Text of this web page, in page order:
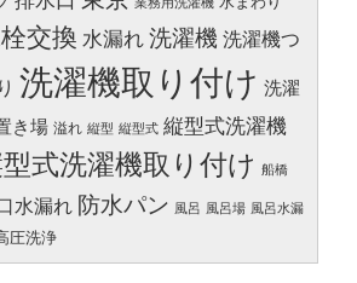
業務用洗濯機
交換 水漏れ 洗濯機 洗濯機つ
洗濯機取り付け 洗濯
き場 溢れ 縦型 縦型式 縦型式洗濯機
式洗濯機取り付け 船橋
水漏れ 防水パン 風呂 風呂場 風呂水漏
圧洗浄